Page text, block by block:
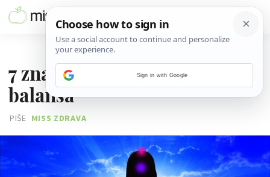
7 znakova da su ti čakre izvan
balansa
PIŠE MISS ZDRAVA
Sign in with Google